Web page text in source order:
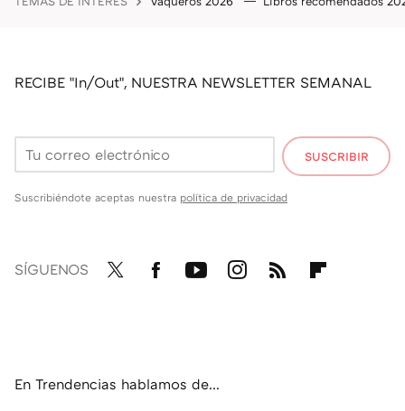
RECIBE "In/Out", NUESTRA NEWSLETTER SEMANAL
SUSCRIBIR
Suscribiéndote aceptas nuestra política de privacidad
SÍGUENOS
En Trendencias hablamos de...